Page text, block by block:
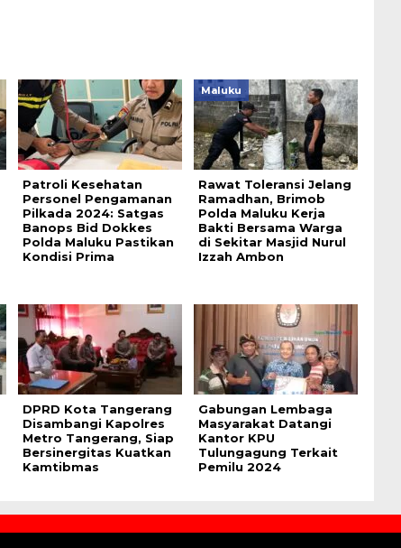
Patroli Kesehatan
Personel Pengamanan
Pilkada 2024: Satgas
Banops Bid Dokkes
Polda Maluku Pastikan
Kondisi Prima
Maluku
Rawat Toleransi Jelang
Ramadhan, Brimob
Polda Maluku Kerja
Bakti Bersama Warga
di Sekitar Masjid Nurul
Izzah Ambon
DPRD Kota Tangerang
Disambangi Kapolres
Metro Tangerang, Siap
Bersinergitas Kuatkan
Kamtibmas
Gabungan Lembaga
Masyarakat Datangi
Kantor KPU
Tulungagung Terkait
Pemilu 2024